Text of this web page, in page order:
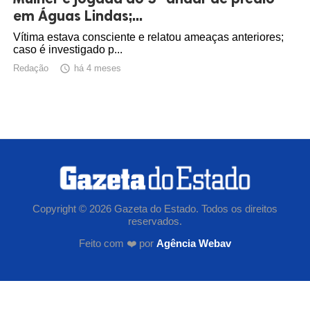
em Águas Lindas;...
Vítima estava consciente e relatou ameaças anteriores;
caso é investigado p...
Redação  há 4 meses
Copyright © 2026 Gazeta do Estado. Todos os direitos
reservados.
Feito com ❤️ por Agência Webav